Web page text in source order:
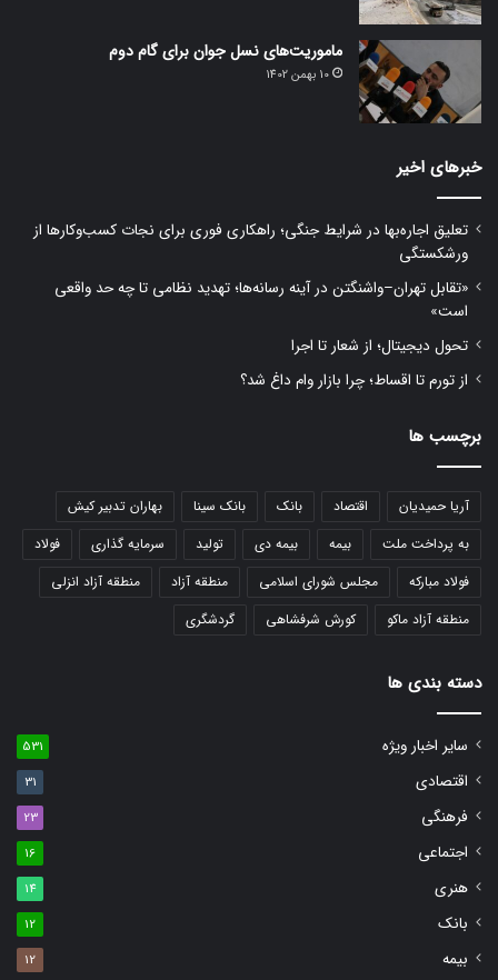
ماموریت‌های نسل جوان برای گام دوم
10 بهمن 1402
خبرهای اخیر
تعلیق اجاره‌بها در شرایط جنگی؛ راهکاری فوری برای نجات کسب‌وکارها از
ورشکستگی
«تقابل تهران–واشنگتن در آینه رسانه‌ها؛ تهدید نظامی تا چه حد واقعی
است»
تحول دیجیتال؛ از شعار تا اجرا
از تورم تا اقساط؛ چرا بازار وام داغ شد؟
برچسب ها
آریا حمیدیان اقتصاد بانک بانک سینا
بهاران تدبیر کیش
به پرداخت ملت
بیمه بیمه دی تولید سرمایه گذاری
فولاد
فولاد مبارکه
مجلس شورای اسلامی منطقه آزاد
منطقه آزاد انزلی
منطقه آزاد ماکو
کورش شرفشاهی گردشگری
دسته بندی ها
سایر اخبار ویژه 531
اقتصادی 31
فرهنگی 23
اجتماعی 16
هنری 14
بانک 12
بیمه 12